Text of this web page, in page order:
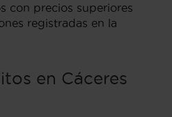
con precios superiores
registradas en la
en Cáceres